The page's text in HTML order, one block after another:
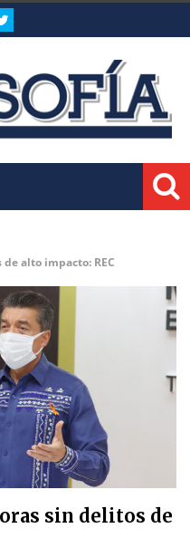
alto impacto: REC
sin delitos de